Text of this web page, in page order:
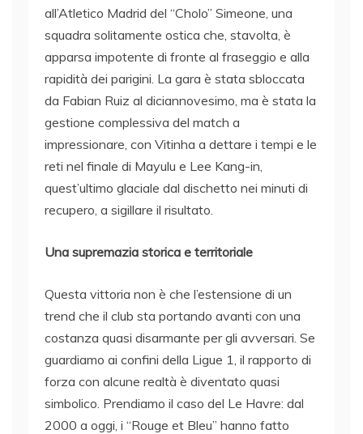
all’Atletico Madrid del “Cholo” Simeone, una
squadra solitamente ostica che, stavolta, è
apparsa impotente di fronte al fraseggio e alla
rapidità dei parigini. La gara è stata sbloccata
da Fabian Ruiz al diciannovesimo, ma è stata la
gestione complessiva del match a
impressionare, con Vitinha a dettare i tempi e le
reti nel finale di Mayulu e Lee Kang-in,
quest’ultimo glaciale dal dischetto nei minuti di
recupero, a sigillare il risultato.
Una supremazia storica e territoriale
Questa vittoria non è che l’estensione di un
trend che il club sta portando avanti con una
costanza quasi disarmante per gli avversari. Se
guardiamo ai confini della Ligue 1, il rapporto di
forza con alcune realtà è diventato quasi
simbolico. Prendiamo il caso del Le Havre: dal
2000 a oggi, i “Rouge et Bleu” hanno fatto